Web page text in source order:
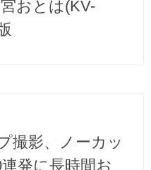
おとは(KV-
撮影、ノーカッ
発に長時間お